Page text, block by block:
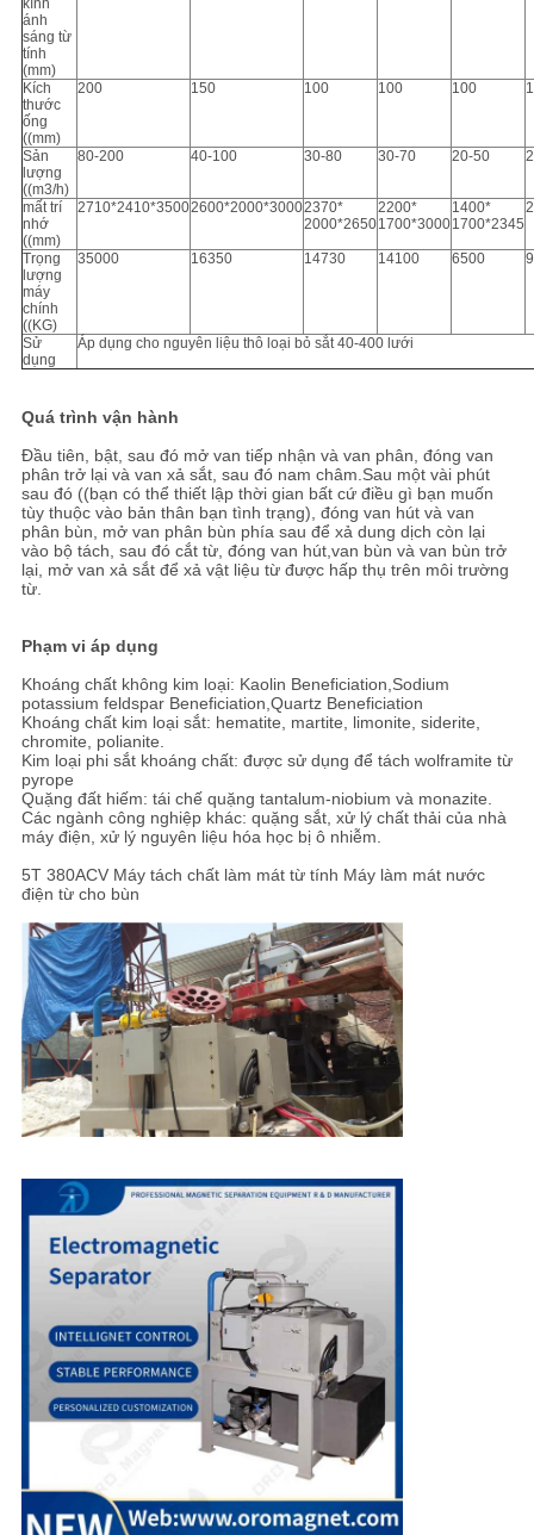
kính
ánh
sáng từ
tính
(mm)
Kích
thước
ống
((mm)
200 150 100 100 100
Sản
lượng
((m3/h)
80-200 40-100 30-80 30-70 20-50
mất trí
nhớ
((mm)
2710*2410*35002600*2000*30002370*
2000*2650
2200*
1700*3000
1400*
1700*2345
Trọng
lượng
máy
chính
((KG)
35000 16350 14730 14100 6500
Sử
dụng
Áp dụng cho nguyên liệu thô loại bỏ sắt 40-400 lưới
Quá trình vận hành
Đầu tiên, bật, sau đó mở van tiếp nhận và van phân, đóng van
phân trở lại và van xả sắt, sau đó nam châm.Sau một vài phút
sau đó ((bạn có thể thiết lập thời gian bất cứ điều gì bạn muốn
tùy thuộc vào bản thân bạn tình trạng), đóng van hút và van
phân bùn, mở van phân bùn phía sau để xả dung dịch còn lại
vào bộ tách, sau đó cắt từ, đóng van hút,van bùn và van bùn trở
lại, mở van xả sắt để xả vật liệu từ được hấp thụ trên môi trường
từ.
Phạm vi áp dụng
Khoáng chất không kim loại: Kaolin Beneficiation,Sodium
potassium feldspar Beneficiation,Quartz Beneficiation
Khoáng chất kim loại sắt: hematite, martite, limonite, siderite,
chromite, polianite.
Kim loại phi sắt khoáng chất: được sử dụng để tách wolframite từ
pyrope
Quặng đất hiếm: tái chế quặng tantalum-niobium và monazite.
Các ngành công nghiệp khác: quặng sắt, xử lý chất thải của nhà
máy điện, xử lý nguyên liệu hóa học bị ô nhiễm.
5T 380ACV Máy tách chất làm mát từ tính Máy làm mát nước
điện từ cho bùn